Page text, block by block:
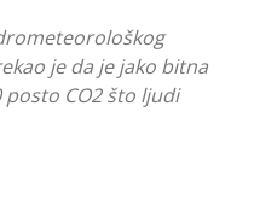
je da je jako bitna
CO2 što ljudi